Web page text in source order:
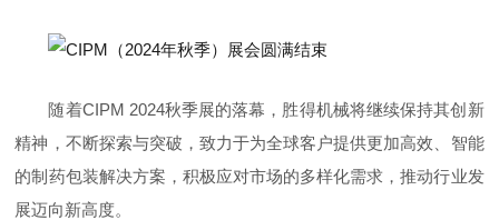
随着CIPM 2024秋季展的落幕，胜得机械将继续保持其创新
精神，不断探索与突破，致力于为全球客户提供更加高效、智能
的制药包装解决方案，积极应对市场的多样化需求，推动行业发
展迈向新高度。